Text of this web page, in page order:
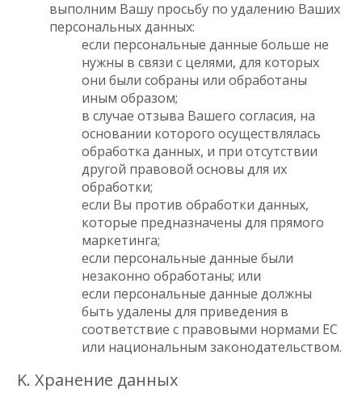
выполним Вашу просьбу по удалению Ваших
персональных данных:
если персональные данные больше не
нужны в связи с целями, для которых
они были собраны или обработаны
иным образом;
в случае отзыва Вашего согласия, на
основании которого осуществлялась
обработка данных, и при отсутствии
другой правовой основы для их
обработки;
если Вы против обработки данных,
которые предназначены для прямого
маркетинга;
если персональные данные были
незаконно обработаны; или
если персональные данные должны
быть удалены для приведения в
соответствие с правовыми нормами ЕС
или национальным законодательством.
K. Хранение данных